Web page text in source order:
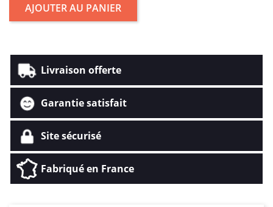
AJOUTER AU PANIER
Livraison offerte
Garantie satisfait
Site sécurisé
Fabriqué en France